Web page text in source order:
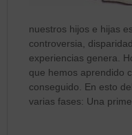
nuestros hijos e hijas
controversia,
experiencias genera.
que hemos aprendido
conseguido. En esto
varias fases: Una